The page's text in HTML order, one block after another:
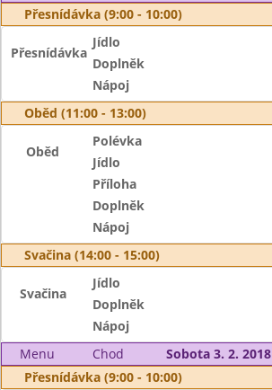
Přesnídávka (9:00 - 10:00)
Přesnídávka
Jídlo
Doplněk
Nápoj
Oběd (11:00 - 13:00)
Oběd
Polévka
Jídlo
Příloha
Doplněk
Nápoj
Svačina (14:00 - 15:00)
Svačina
Jídlo
Doplněk
Nápoj
Menu
Chod
Sobota 3. 2. 2018
Přesnídávka (9:00 - 10:00)